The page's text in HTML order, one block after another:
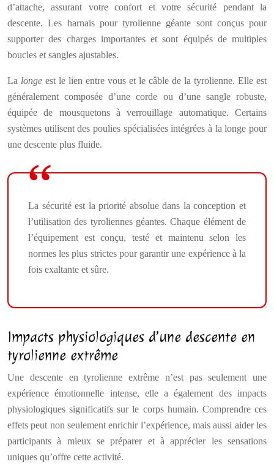
d’attache, assurant votre confort et votre sécurité pendant la
descente. Les harnais pour tyrolienne géante sont conçus pour
supporter des charges importantes et sont équipés de multiples
boucles et sangles ajustables.
La longe est le lien entre vous et le câble de la tyrolienne. Elle est
généralement composée d’une corde ou d’une sangle robuste,
équipée de mousquetons à verrouillage automatique. Certains
systèmes utilisent des poulies spécialisées intégrées à la longe pour
une descente plus fluide.
La sécurité est la priorité absolue dans la conception et
l’utilisation des tyroliennes géantes. Chaque élément de
l’équipement est conçu, testé et maintenu selon les
normes les plus strictes pour garantir une expérience à la
fois exaltante et sûre.
Impacts physiologiques d’une descente en
tyrolienne extrême
Une descente en tyrolienne extrême n’est pas seulement une
expérience émotionnelle intense, elle a également des impacts
physiologiques significatifs sur le corps humain. Comprendre ces
effets peut non seulement enrichir l’expérience, mais aussi aider les
participants à mieux se préparer et à apprécier les sensations
uniques qu’offre cette activité.